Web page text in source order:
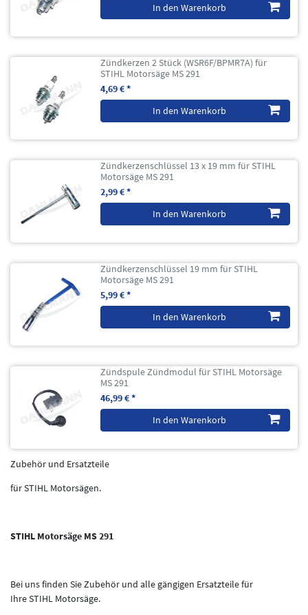
In den Warenkorb
Zündkerzen 2 Stück (WSR6F/BPMR7A) für
STIHL Motorsäge MS 291
4,69 € *
In den Warenkorb
Zündkerzenschlüssel 13 x 19 mm für STIHL
Motorsäge MS 291
2,99 € *
In den Warenkorb
Zündkerzenschlüssel 19 mm für STIHL
Motorsäge MS 291
5,99 € *
In den Warenkorb
Zündspule Zündmodul für STIHL Motorsäge
MS 291
46,99 € *
In den Warenkorb
Zubehör und Ersatzteile
für STIHL Motorsägen.
STIHL Motorsäge MS 291
Bei uns finden Sie Zubehör und alle gängigen Ersatzteile für
Ihre STIHL Motorsäge.